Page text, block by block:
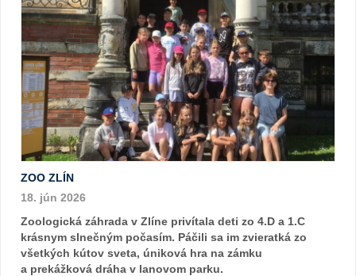
ZOO ZLÍN
18. jún 2026
Zoologická záhrada v Zlíne privítala deti zo 4.D a 1.C
krásnym slnečným počasím. Páčili sa im zvieratká zo
všetkých kútov sveta, úniková hra na zámku
a prekážková dráha v lanovom parku.